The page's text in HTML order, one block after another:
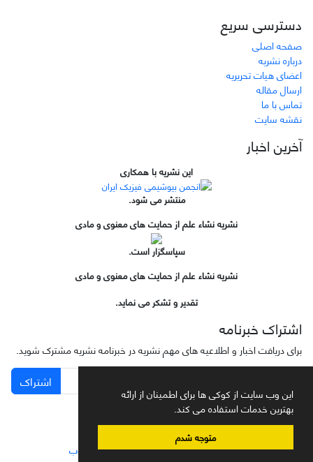
این وب سایت از کوکی ها برای اطمینان از ارائه
بهترین خدمات استفاده می کند.
متوجه شدم
دسترسی سریع
صفحه اصلی
درباره نشریه
اعضای هیات تحریریه
ارسال مقاله
تماس با ما
نقشه سایت
آخرین اخبار
این نشریه با همکاری
منتشر می شود.
نشریه نشاء علم از حمایت های معنوی و مادی
سپاسگزار است.
نشریه نشاء علم از حمایت های معنوی و مادی
تقدیر و تشکر می نماید.
اشتراک خبرنامه
برای دریافت اخبار و اطلاعیه های مهم نشریه در خبرنامه نشریه مشترک شوید.
اشتراک
سامانه مدیریت نشریات علمی.طراحی و پیاده سازی ازسیناوب